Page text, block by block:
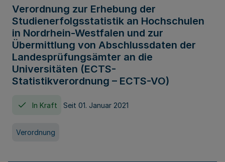
Verordnung zur Erhebung der
Studienerfolgsstatistik an Hochschulen
in Nordrhein-Westfalen und zur
Übermittlung von Abschlussdaten der
Landesprüfungsämter an die
Universitäten (ECTS-
Statistikverordnung – ECTS-VO)
In Kraft Seit 01. Januar 2021
Verordnung